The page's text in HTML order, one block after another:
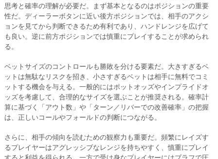
思考と確率の理解が必要だ。まず基本となるのはポジションの重要
性だ。ディーラーボタンに近い後方ポジションでは、相手のアクシ
ョンを見てから判断できるため有利であり、ハンドレンジを広げて
も良い。逆に前方ポジションでは慎重にプレイすることが求められ
る。
ベットサイズのコントロールも勝敗を分ける要素だ。大きすぎるベ
ットは無駄なリスクを招き、小さすぎるベットは相手に無料でコミ
ットする機会を与える。一般的にはポットオッズやインプライドオ
ッズを考慮して、合理的なサイズを選ぶことが推奨される。確率計
算に基づく「アウト数」や「ターン／リバーでの改善確率」の把握
は、正しいコールやフォールドの判断につながる。
さらに、相手の傾向を読むための観察力も重要だ。頻繁にレイズす
るプレイヤーはアグレッシブなレンジを持ちやすく、慎重にプレイ